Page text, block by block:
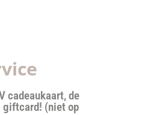
cadeaukaart, de
giftcard! (niet op